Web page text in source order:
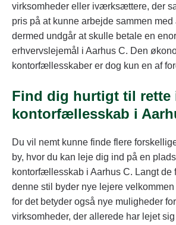
virksomheder eller iværksættere, der
pris på at kunne arbejde sammen med
dermed undgår at skulle betale en
erhvervslejemål i Aarhus C. Den
kontorfællesskaber er dog kun en af
Find dig hurtigt til rette
kontorfællesskab i
Du vil nemt kunne finde flere
by, hvor du kan leje dig ind på en
kontorfællesskab i Aarhus C. Langt de
denne stil byder nye lejere
for det betyder også nye muligheder
virksomheder, der allerede har lejet